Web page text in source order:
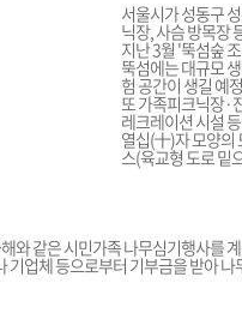
서울시가 성동구
닉장, 사슴 방목장
지난 3월 '뚝섬숲
뚝섬에는 대규모
험 공간이 생길 예
또 가족피크닉장·
레크레이션 시설
열십(十)자 모양의
스(육교형 도로 밑
와 같은 시민가족 나무심기행사를
기업체 등으로부터 기부금을 받아